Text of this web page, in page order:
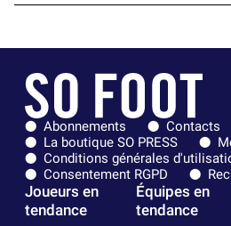
Abonnements
Contacts
La boutique SO PRESS
Conditions générales
Consentement RGPD
Joueurs en
tendance
Équipes en
tendance